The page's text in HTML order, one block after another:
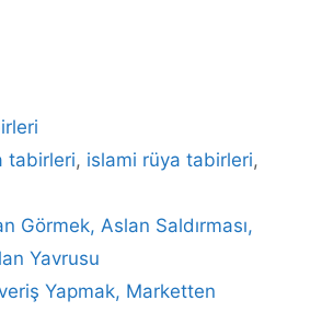
tabirleri, islami rüya tabirleri,
Görmek, Aslan Saldırması,
Yavrusu
Yapmak, Marketten